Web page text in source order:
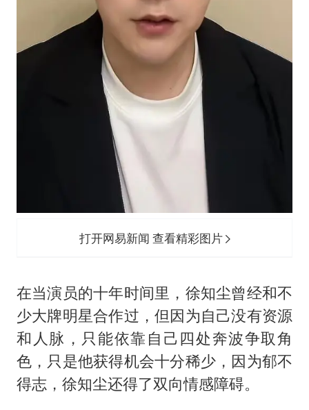
打开网易新闻 查看精彩图片
在当演员的十年时间里，徐知尘曾经和不
少大牌明星合作过，但因为自己没有资源
和人脉，只能依靠自己四处奔波争取角
色，只是他获得机会十分稀少，因为郁不
得志，徐知尘还得了双向情感障碍。